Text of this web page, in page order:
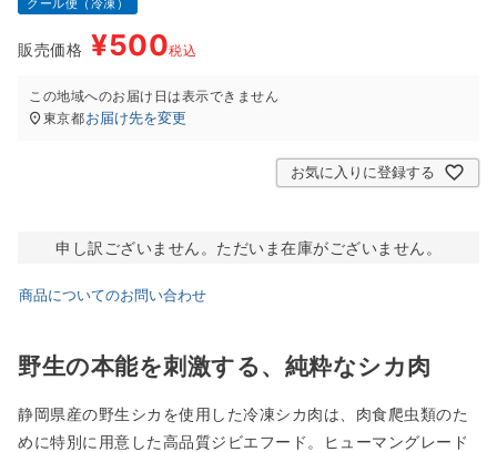
クール便（冷凍）
販売価格 ¥500税込
この地域へのお届け日は表示できません
東京都お届け先を変更
お気に入りに登録する
申し訳ございません。ただいま在庫がございません。
商品についてのお問い合わせ
野生の本能を刺激する、純粋なシカ肉
静岡県産の野生シカを使用した冷凍シカ肉は、肉食爬虫類のた
めに特別に用意した高品質ジビエフード。ヒューマングレード